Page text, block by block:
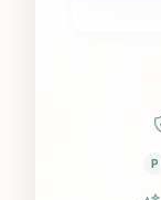
P